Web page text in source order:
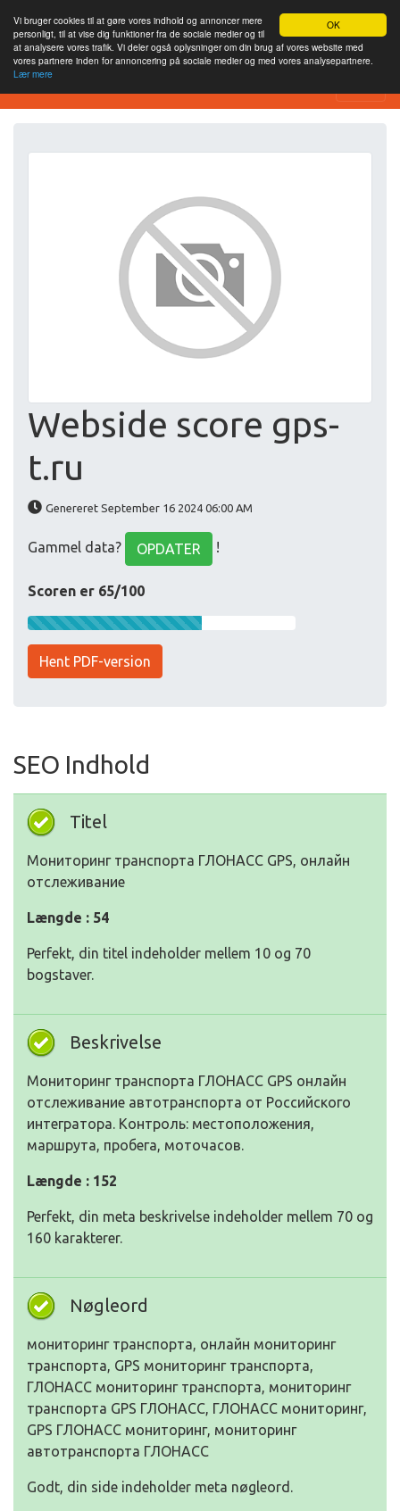
OK
Vi bruger cookies til at gøre vores indhold og annoncer mere
personligt, til at vise dig funktioner fra de sociale medier og til
at analysere vores trafik. Vi deler også oplysninger om din brug af vores website med
vores partnere inden for annoncering på sociale medier og med vores analysepartnere.
Lær mere
SEO Analytics
Webside score gps-
t.ru
Genereret September 16 2024 06:00 AM
Gammel data? OPDATER !
Scoren er 65/100
Hent PDF-version
SEO Indhold
Titel
Мониторинг транспорта ГЛОНАСС GPS, онлайн
отслеживание
Længde : 54
Perfekt, din titel indeholder mellem 10 og 70
bogstaver.
Beskrivelse
Мониторинг транспорта ГЛОНАСС GPS онлайн
отслеживание автотранспорта от Российского
интегратора. Контроль: местоположения,
маршрута, пробега, моточасов.
Længde : 152
Perfekt, din meta beskrivelse indeholder mellem 70 og
160 karakterer.
Nøgleord
мониторинг транспорта, онлайн мониторинг
транспорта, GPS мониторинг транспорта,
ГЛОНАСС мониторинг транспорта, мониторинг
транспорта GPS ГЛОНАСС, ГЛОНАСС мониторинг,
GPS ГЛОНАСС мониторинг, мониторинг
автотранспорта ГЛОНАСС
Godt, din side indeholder meta nøgleord.